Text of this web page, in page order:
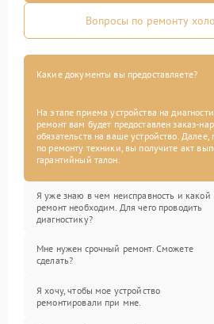
Вопросы по ремонту
Какие документы вы предоставляете?
На этапе приема устройства на
ремонт вам будет предоставлен заказ-
обязательств на ваше устройство.
по ремонту техники, вы получите акт
гарантийный талон.
Я уже знаю в чем неисправность и какой
ремонт необходим. Для чего проводить
диагностику?
Мне нужен срочный ремонт. Сможете
сделать?
Я хочу, чтобы мое устройство
ремонтировали при мне.